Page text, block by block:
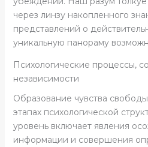
через линзу накопленного
представлений о
уникальную панораму
Психологические процессы,
независимости
Образование чувства
этапах психологической
уровень включает явления
информации и совершения